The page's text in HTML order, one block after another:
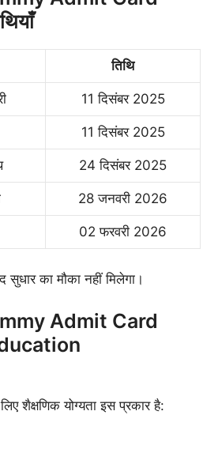
तिथि
11 दिसंबर 2025
11 दिसंबर 2025
24 दिसंबर 2025
28 जनवरी 2026
02 फरवरी 2026
का मौका नहीं मिलेगा।
Admit Card
शैक्षणिक योग्यता इस प्रकार है: